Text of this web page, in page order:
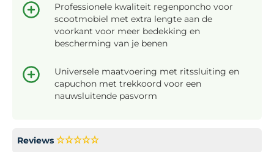
Professionele kwaliteit regenponcho voor
scootmobiel met extra lengte aan de
voorkant voor meer bedekking en
bescherming van je benen
Universele maatvoering met ritssluiting en
capuchon met trekkoord voor een
nauwsluitende pasvorm
Reviews